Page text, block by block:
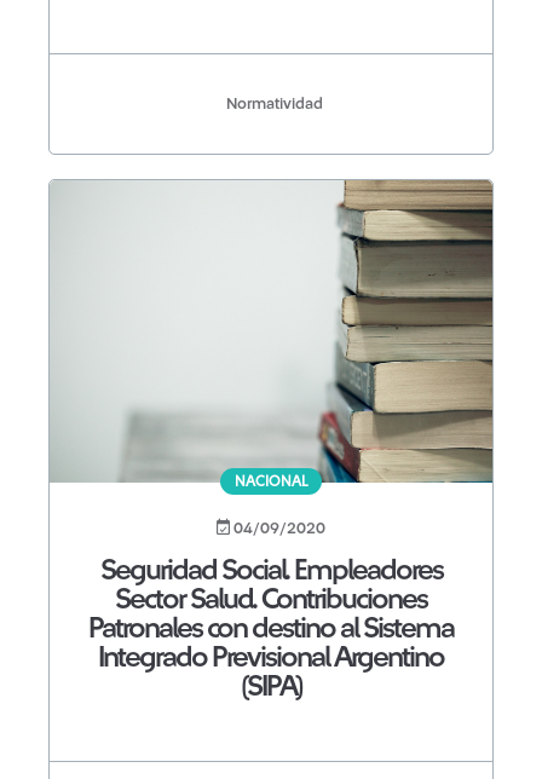
Normatividad
NACIONAL
04/09/2020
Seguridad Social. Empleadores
Sector Salud. Contribuciones
Patronales con destino al Sistema
Integrado Previsional Argentino
(SIPA)